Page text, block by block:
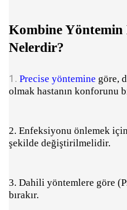
Kombine Yöntemin
Nelerdir?
1. Precise yöntemine göre,
olmak hastanın konforunu
2. Enfeksiyonu önlemek
şekilde değiştirilmelidir.
3. Dahili yöntemlere göre
bırakır.